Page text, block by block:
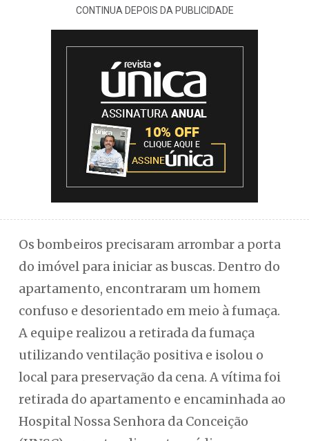
CONTINUA DEPOIS DA PUBLICIDADE
Os bombeiros precisaram arrombar a porta
do imóvel para iniciar as buscas. Dentro do
apartamento, encontraram um homem
confuso e desorientado em meio à fumaça.
A equipe realizou a retirada da fumaça
utilizando ventilação positiva e isolou o
local para preservação da cena. A vítima foi
retirada do apartamento e encaminhada ao
Hospital Nossa Senhora da Conceição